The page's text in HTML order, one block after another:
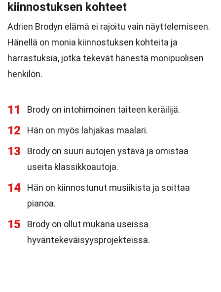
kiinnostuksen kohteet
Adrien Brodyn elämä ei rajoitu vain näyttelemiseen.
Hänellä on monia kiinnostuksen kohteita ja
harrastuksia, jotka tekevät hänestä monipuolisen
henkilön.
11 Brody on intohimoinen taiteen keräilijä.
12 Hän on myös lahjakas maalari.
13
Brody on suuri autojen ystävä ja omistaa
useita klassikkoautoja.
14
Hän on kiinnostunut musiikista ja soittaa
pianoa.
15
Brody on ollut mukana useissa
hyväntekeväisyysprojekteissa.